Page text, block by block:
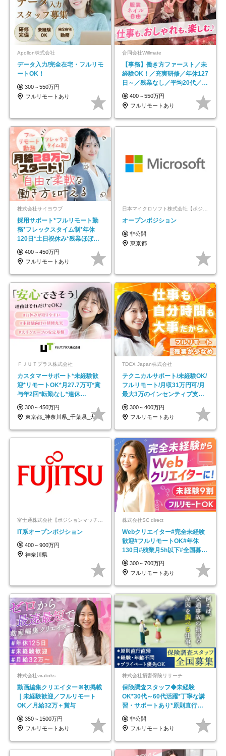
Apollon株式会社
データ入力/完全在宅・フルリモ
ートOK！
300～550万円
フルリモートあり
合同会社Willmate
【事務】働き方ファースト／未
経験OK！／充実研修／年休127
日～／残業なし／平均20代／リ
モートOK
400～550万円
フルリモートあり
株式会社サイヨウブ
採用サポート*フルリモート勤
務*フレックスタイム制*年休
120日*土日祝休み*残業ほぼな
し*育児中社員8割以上
400～450万円
フルリモートあり
オープンポジション
非公開
東京都
ＦＪＵＴプラス株式会社
カスタマーサポート*未経験歓
迎*リモートOK*月27.7万可*賞
与年2回*転勤なし*連休
OK/ZE010232
300～450万円
東京都_神奈川県_千葉県_大阪府_愛知県…
TDCX Japan株式会社
テクニカルサポート/未経験OK/
フルリモート/月収31万円可/月
最大3万のインセンティブ支給/
平均年齢33歳
300～400万円
フルリモートあり
IT系オープンポジション
400～900万円
神奈川県
株式会社SC direct
Webクリエイター#完全未経験
歓迎#フルリモートOK#年休
130日#残業月5h以下#全国募集
#最大1年の研修
300～700万円
フルリモートあり
株式会社viralinks
動画編集クリエイター※初掲載
｜未経験歓迎／フルリモート
OK／月給32万＋賞与
350～1500万円
フルリモートあり
株式会社損害保険リサーチ
保険調査スタッフ◆未経験
OK*30代～60代活躍*丁寧な講
習・サポートあり*原則直行直
帰／全国募集・業務委託
非公開
フルリモートあり